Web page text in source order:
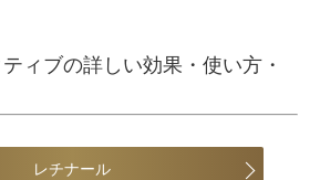
ィブの詳しい効果・使い方・
レチナール